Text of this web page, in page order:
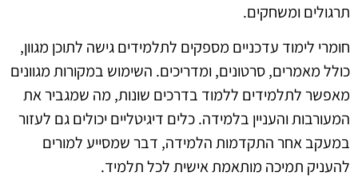
תרגולים ומשחקים.
חומרי לימוד עדכניים מספקים לתלמידים גישה לתוכן מגוון,
כולל מאמרים, סרטונים, ומדריכים. השימוש במקורות מגוונים
מאפשר לתלמידים ללמוד בדרכים שונות, מה שמגביר את
המעורבות והעניין בלמידה. כלים דיגיטליים יכולים גם לעזור
במעקב אחר התקדמות הלמידה, דבר שמסייע למורים
להעניק תמיכה מותאמת אישית לכל תלמיד.